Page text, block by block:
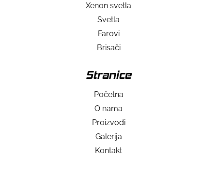
Xenon svetla
Svetla
Farovi
Brisači
Stranice
Početna
O nama
Proizvodi
Galerija
Kontakt